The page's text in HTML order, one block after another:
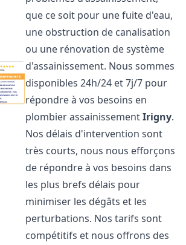
que ce soit pour une fuite d'eau,
une obstruction de canalisation
ou une rénovation de système
d'assainissement. Nous sommes
disponibles 24h/24 et 7j/7 pour
répondre à vos besoins en
plombier assainissementIrigny.
Nos délais d'intervention sont
très courts, nous nous efforçons
de répondre à vos besoins dans
les plus brefs délais pour
minimiser les dégâts et les
perturbations. Nos tarifs sont
compétitifs et nous offrons des